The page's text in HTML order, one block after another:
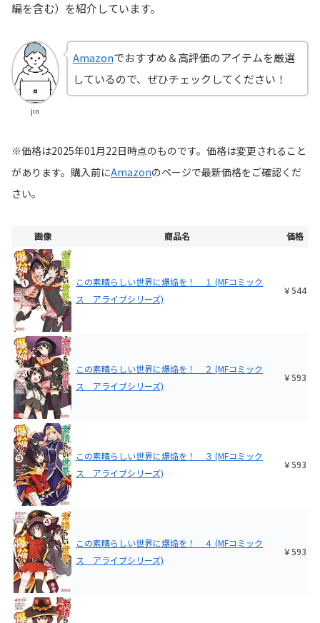
編を含む）を紹介しています。
jin
Amazonでおすすめ＆高評価のアイテムを厳選
しているので、ぜひチェックしてください！
※価格は2025年01月22日時点のものです。価格は変更されること
があります。購入前にAmazonのページで最新価格をご確認くだ
さい。
画像 商品名 価格
この素晴らしい世界に爆焔を！ １ (MFコミック
ス アライブシリーズ)
￥544
この素晴らしい世界に爆焔を！ ２ (MFコミック
ス アライブシリーズ)
￥593
この素晴らしい世界に爆焔を！ ３ (MFコミック
ス アライブシリーズ)
￥593
この素晴らしい世界に爆焔を！ ４ (MFコミック
ス アライブシリーズ)
￥593